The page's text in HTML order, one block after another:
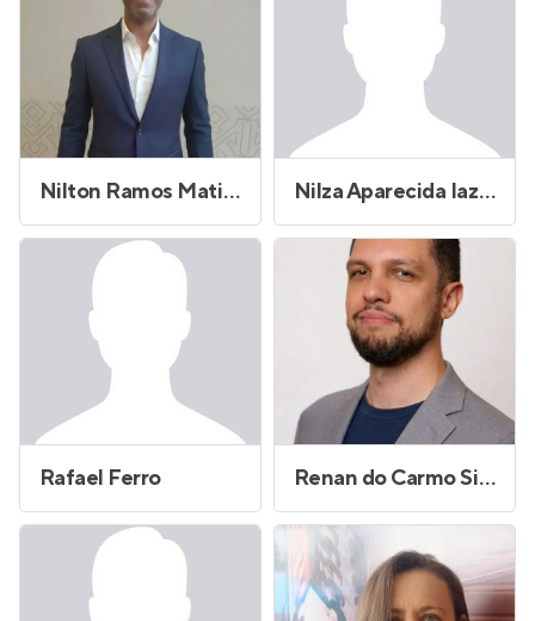
Nilton Ramos Matias Nilza Aparecida Iazzetti
Rafael Ferro Renan do Carmo Silva